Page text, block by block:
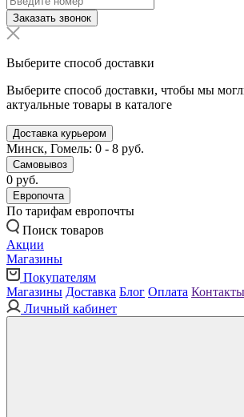
Заказать звонок
Выберите способ доставки
Выберите способ доставки, чтобы мы
актуальные товары в каталоге
Доставка курьером
Минск, Гомель: 0 - 8 руб.
Самовывоз
0 руб.
Европочта
По тарифам европочты
Поиск товаров
Акции
Магазины
Покупателям
Магазины Доставка Блог Оплата Контакты
Личный кабинет